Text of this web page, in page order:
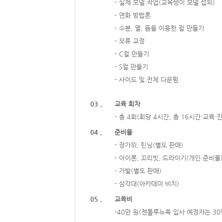
- 실제 모델 작업(교육생이 모델 섭외)
- 연화 방법론
- 수분, 열, 뜸을 이용한 컬 만들기
- 모류 교정
- C컬 만들기
- S컬 만들기
- 사이드 및 전체 다운펌
03 .
교육 회차
- 총 4회(회당 4시간, 총 16시간 교육
04 .
준비물
- 장가위, 틴닝(별도 판매)
- 아이론, 꼬리빗, 드라이기(개인 준비물)
- 가발(별도 판매)
- 삼각대(아카데미 비치)
05 .
교육비
-40만 원(젠틀루뉴욕 입사 예정자는 30